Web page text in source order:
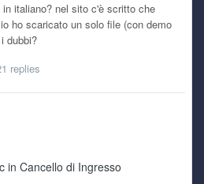
italiano? nel sito c'è scritto che
ho scaricato un solo file (con demo
dubbi?
replies
in Cancello di Ingresso